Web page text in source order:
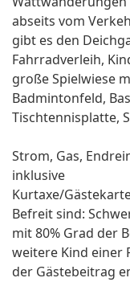
abseits vom
gibt es den
Fahrradverleih,
große Spielwiese
Badmintonfeld,
Tischtennisplatte,
Strom, Gas,
inklusive
Kurtaxe/
Befreit sind:
mit 80% Grad der
weitere Kind einer
der Gästebeitrag